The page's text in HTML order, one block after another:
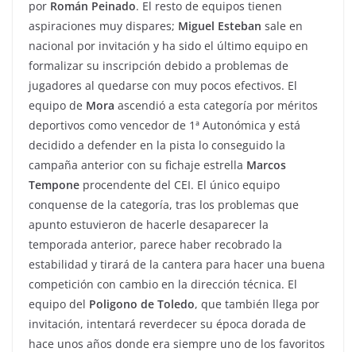
por Román Peinado. El resto de equipos tienen
aspiraciones muy dispares; Miguel Esteban sale en
nacional por invitación y ha sido el último equipo en
formalizar su inscripción debido a problemas de
jugadores al quedarse con muy pocos efectivos. El
equipo de Mora ascendió a esta categoría por méritos
deportivos como vencedor de 1ª Autonómica y está
decidido a defender en la pista lo conseguido la
campaña anterior con su fichaje estrella Marcos
Tempone procendente del CEI. El único equipo
conquense de la categoría, tras los problemas que
apunto estuvieron de hacerle desaparecer la
temporada anterior, parece haber recobrado la
estabilidad y tirará de la cantera para hacer una buena
competición con cambio en la dirección técnica. El
equipo del Poligono de Toledo, que también llega por
invitación, intentará reverdecer su época dorada de
hace unos años donde era siempre uno de los favoritos